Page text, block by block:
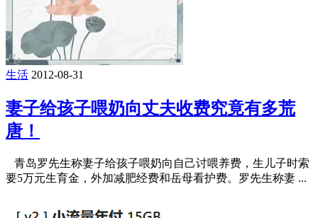
生活 2012-08-31
妻子给孩子喂奶向丈夫收费究竟有多荒
唐！
青岛罗先生称妻子给孩子喂奶向自己讨喂养费，生儿子时索
要5万元生育金，外加减肥经费和岳母看护费。罗先生称妻 ...